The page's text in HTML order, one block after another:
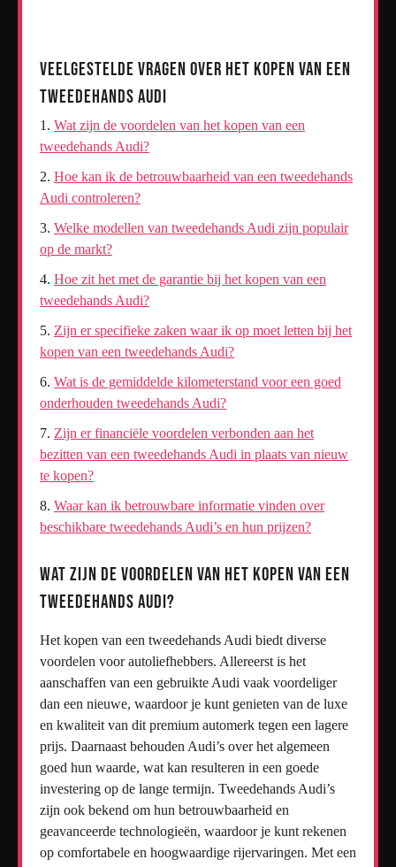
Veelgestelde Vragen over het Kopen van een
Tweedehands Audi
Wat zijn de voordelen van het kopen van een
tweedehands Audi?
Hoe kan ik de betrouwbaarheid van een tweedehands
Audi controleren?
Welke modellen van tweedehands Audi zijn populair
op de markt?
Hoe zit het met de garantie bij het kopen van een
tweedehands Audi?
Zijn er specifieke zaken waar ik op moet letten bij het
kopen van een tweedehands Audi?
Wat is de gemiddelde kilometerstand voor een goed
onderhouden tweedehands Audi?
Zijn er financiële voordelen verbonden aan het
bezitten van een tweedehands Audi in plaats van nieuw
te kopen?
Waar kan ik betrouwbare informatie vinden over
beschikbare tweedehands Audi’s en hun prijzen?
Wat zijn de voordelen van het kopen van een
tweedehands Audi?
Het kopen van een tweedehands Audi biedt diverse
voordelen voor autoliefhebbers. Allereerst is het
aanschaffen van een gebruikte Audi vaak voordeliger
dan een nieuwe, waardoor je kunt genieten van de luxe
en kwaliteit van dit premium automerk tegen een lagere
prijs. Daarnaast behouden Audi’s over het algemeen
goed hun waarde, wat kan resulteren in een goede
investering op de lange termijn. Tweedehands Audi’s
zijn ook bekend om hun betrouwbaarheid en
geavanceerde technologieën, waardoor je kunt rekenen
op comfortabele en hoogwaardige rijervaringen. Met een